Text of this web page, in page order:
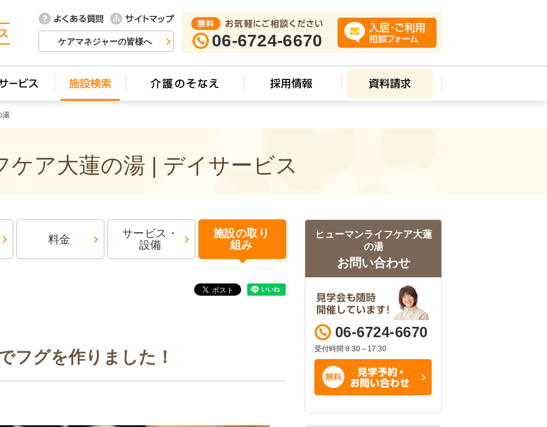
ケアマネジャーの皆様へ 06-6724-6670
湯
ケア大蓮の湯 | デイサービス
料金
サービス・
設備
施設の取り
組み
フグを作りました！
ヒューマンライフケア大蓮
の湯
お問い合わせ
06-6724-6670
受付時間 8:30～17:30